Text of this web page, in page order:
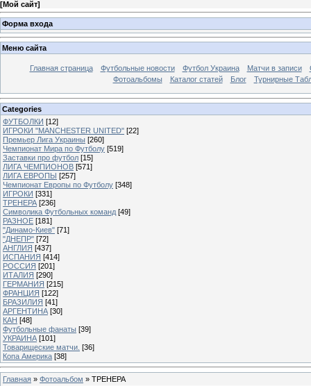
[Мой сайт]
Форма входа
Меню сайта
Главная страница Футбольные новости Футбол Украина Матчи в записи
Фотоальбомы
Каталог статей Блог Турнирные
Categories
ФУТБОЛКИ [12]
ИГРОКИ "MANCHESTER UNITED" [22]
Премьер Лига Украины [260]
Чемпионат Мира по Футболу [519]
Заставки про футбол [15]
ЛИГА ЧЕМПИОНОВ [571]
ЛИГА ЕВРОПЫ [257]
Чемпионат Европы по Футболу [348]
ИГРОКИ [331]
ТРЕНЕРА [236]
Символика Футбольных команд [49]
РАЗНОЕ [181]
"Динамо-Киев" [71]
"ДНЕПР" [72]
АНГЛИЯ [437]
ИСПАНИЯ [414]
РОССИЯ [201]
ИТАЛИЯ [290]
ГЕРМАНИЯ [215]
ФРАНЦИЯ [122]
БРАЗИЛИЯ [41]
АРГЕНТИНА [30]
КАН [48]
Футбольные фанаты [39]
УКРАИНА [101]
Товарищеские матчи. [36]
Копа Америка [38]
Главная » Фотоальбом » ТРЕНЕРА